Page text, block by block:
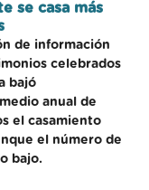
se casa más
de información
celebrados
bajó
anual de
el casamiento
el número de
bajo.